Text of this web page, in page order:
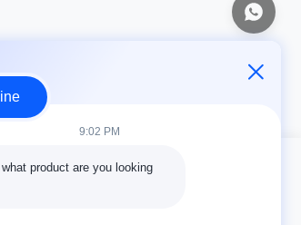
9:02 PM
product are you looking